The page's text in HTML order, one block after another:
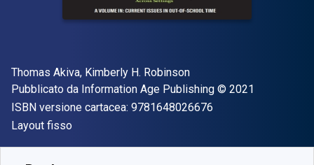
Autore(i)
Thomas Akiva, Kimberly H. Robinson
Editore
Pubblicato da Information Age Publishing Copyright
© 2021
ISBN versione cartacea: 9781648026676
Formato
Layout fisso